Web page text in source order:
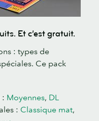
Et c’est gratuit.
: types de
Ce pack
Moyennes, DL
: Classique mat,